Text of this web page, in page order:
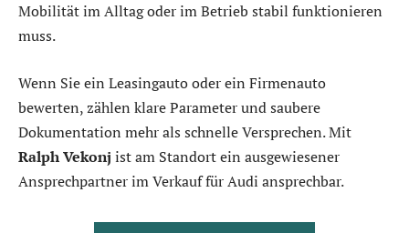
Mobilität im Alltag oder im Betrieb stabil funktionieren
muss.
Wenn Sie ein Leasingauto oder ein Firmenauto
bewerten, zählen klare Parameter und saubere
Dokumentation mehr als schnelle Versprechen. Mit
Ralph Vekonj ist am Standort ein ausgewiesener
Ansprechpartner im Verkauf für Audi ansprechbar.